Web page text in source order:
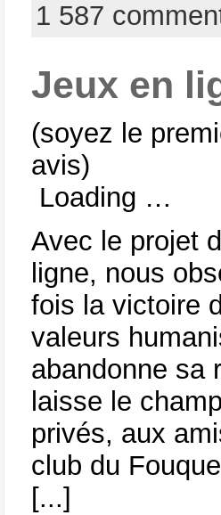
1 587
Jeux en
(soyez le
avis)
Loading …
Avec le projet
ligne, nous
fois la victoire
valeurs
abandonne sa
laisse le
privés, aux
club du
[...]